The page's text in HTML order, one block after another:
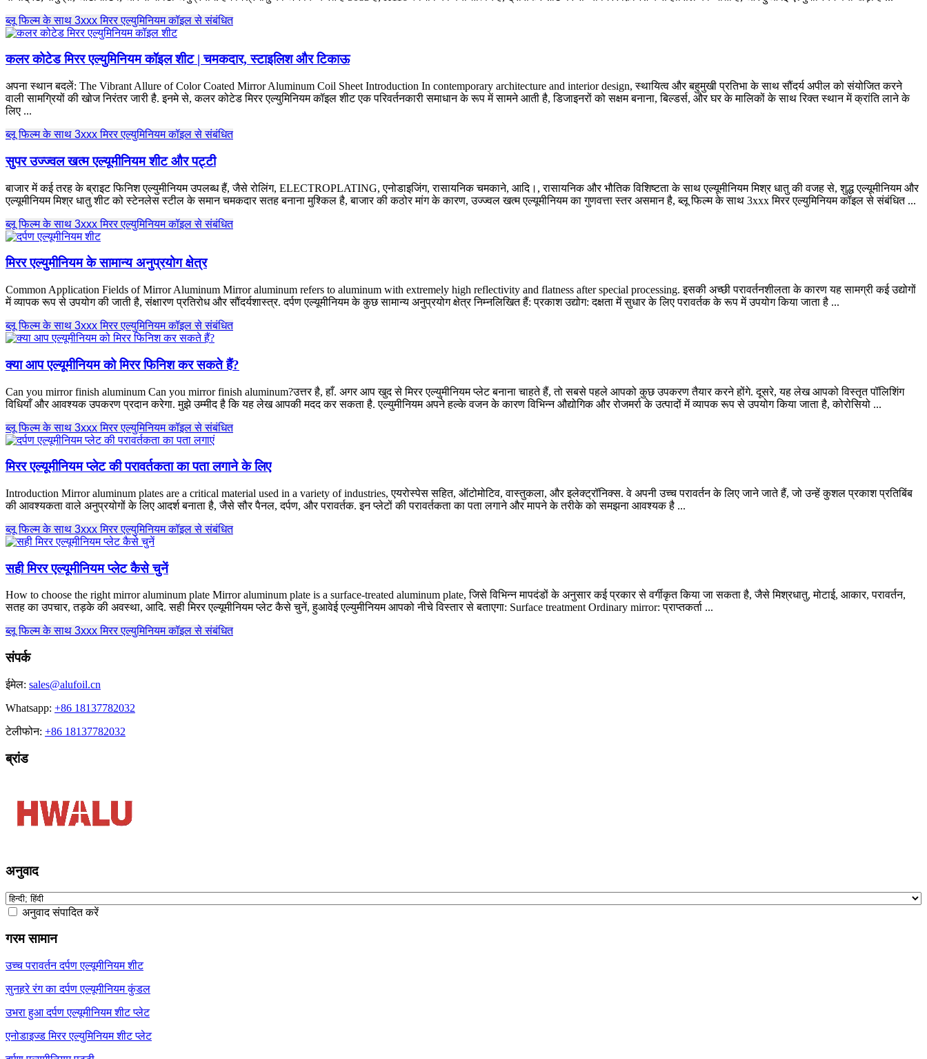
ब्लू फिल्म के साथ 3xxx मिरर एल्युमिनियम कॉइल से संबंधित
कलर कोटेड मिरर एल्युमिनियम कॉइल शीट | चमकदार, स्टाइलिश और टिकाऊ
अपना स्थान बदलें: The Vibrant Allure of Color Coated Mirror Aluminum Coil Sheet Introduction In contemporary architecture and interior design, स्थायित्व और बहुमुखी प्रतिभा के साथ सौंदर्य अपील को संयोजित करने
वाली सामग्रियों की खोज निरंतर जारी है. इनमे से, कलर कोटेड मिरर एल्युमिनियम कॉइल शीट एक परिवर्तनकारी समाधान के रूप में सामने आती है, डिजाइनरों को सक्षम बनाना, बिल्डर्स, और घर के मालिकों के साथ रिक्त स्थान में क्रांति लाने के
लिए ...
ब्लू फिल्म के साथ 3xxx मिरर एल्युमिनियम कॉइल से संबंधित
सुपर उज्ज्वल खत्म एल्यूमीनियम शीट और पट्टी
बाजार में कई तरह के ब्राइट फिनिश एल्युमीनियम उपलब्ध हैं, जैसे रोलिंग, ELECTROPLATING, एनोडाइजिंग, रासायनिक चमकाने, आदि।, रासायनिक और भौतिक विशिष्टता के साथ एल्यूमीनियम मिश्र धातु की वजह से, शुद्ध एल्यूमीनियम और
एल्यूमीनियम मिश्र धातु शीट को स्टेनलेस स्टील के समान चमकदार सतह बनाना मुश्किल है, बाजार की कठोर मांग के कारण, उज्ज्वल खत्म एल्यूमीनियम का गुणवत्ता स्तर असमान है, ब्लू फिल्म के साथ 3xxx मिरर एल्युमिनियम कॉइल से संबंधित ...
ब्लू फिल्म के साथ 3xxx मिरर एल्युमिनियम कॉइल से संबंधित
मिरर एल्युमीनियम के सामान्य अनुप्रयोग क्षेत्र
Common Application Fields of Mirror Aluminum Mirror aluminum refers to aluminum with extremely high reflectivity and flatness after special processing. इसकी अच्छी परावर्तनशीलता के कारण यह सामग्री कई उद्योगों
में व्यापक रूप से उपयोग की जाती है, संक्षारण प्रतिरोध और सौंदर्यशास्त्र. दर्पण एल्यूमीनियम के कुछ सामान्य अनुप्रयोग क्षेत्र निम्नलिखित हैं: प्रकाश उद्योग: दक्षता में सुधार के लिए परावर्तक के रूप में उपयोग किया जाता है ...
ब्लू फिल्म के साथ 3xxx मिरर एल्युमिनियम कॉइल से संबंधित
क्या आप एल्यूमीनियम को मिरर फिनिश कर सकते हैं?
Can you mirror finish aluminum Can you mirror finish aluminum?उत्तर है, हाँ. अगर आप खुद से मिरर एल्युमीनियम प्लेट बनाना चाहते हैं, तो सबसे पहले आपको कुछ उपकरण तैयार करने होंगे. दूसरे, यह लेख आपको विस्तृत पॉलिशिंग
विधियाँ और आवश्यक उपकरण प्रदान करेगा. मुझे उम्मीद है कि यह लेख आपकी मदद कर सकता है. एल्युमीनियम अपने हल्के वजन के कारण विभिन्न औद्योगिक और रोजमर्रा के उत्पादों में व्यापक रूप से उपयोग किया जाता है, कोरोसियो ...
ब्लू फिल्म के साथ 3xxx मिरर एल्युमिनियम कॉइल से संबंधित
मिरर एल्यूमीनियम प्लेट की परावर्तकता का पता लगाने के लिए
Introduction Mirror aluminum plates are a critical material used in a variety of industries, एयरोस्पेस सहित, ऑटोमोटिव, वास्तुकला, और इलेक्ट्रॉनिक्स. वे अपनी उच्च परावर्तन के लिए जाने जाते हैं, जो उन्हें कुशल प्रकाश प्रतिबिंब
की आवश्यकता वाले अनुप्रयोगों के लिए आदर्श बनाता है, जैसे सौर पैनल, दर्पण, और परावर्तक. इन प्लेटों की परावर्तकता का पता लगाने और मापने के तरीके को समझना आवश्यक है ...
ब्लू फिल्म के साथ 3xxx मिरर एल्युमिनियम कॉइल से संबंधित
सही मिरर एल्यूमीनियम प्लेट कैसे चुनें
How to choose the right mirror aluminum plate Mirror aluminum plate is a surface-treated aluminum plate, जिसे विभिन्न मापदंडों के अनुसार कई प्रकार से वर्गीकृत किया जा सकता है, जैसे मिश्रधातु, मोटाई, आकार, परावर्तन,
सतह का उपचार, तड़के की अवस्था, आदि. सही मिरर एल्यूमीनियम प्लेट कैसे चुनें, हुआवेई एल्युमीनियम आपको नीचे विस्तार से बताएगा: Surface treatment Ordinary mirror: प्राप्तकर्ता ...
ब्लू फिल्म के साथ 3xxx मिरर एल्युमिनियम कॉइल से संबंधित
संपर्क
ईमेल: sales@alufoil.cn
Whatsapp: +86 18137782032
टेलीफोन: +86 18137782032
ब्रांड
अनुवाद
अनुवाद संपादित करें
गरम सामान
उच्च परावर्तन दर्पण एल्यूमीनियम शीट
सुनहरे रंग का दर्पण एल्यूमीनियम कुंडल
उभरा हुआ दर्पण एल्यूमीनियम शीट प्लेट
एनोडाइज्ड मिरर एल्युमिनियम शीट प्लेट